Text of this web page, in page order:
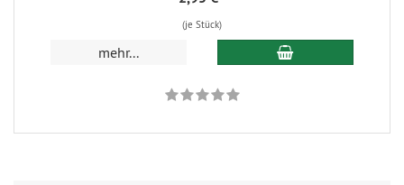
(je Stück)
mehr... In den Warenkorb